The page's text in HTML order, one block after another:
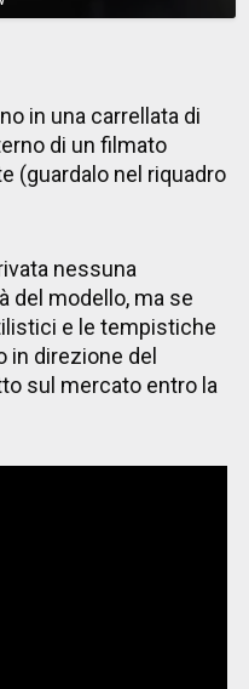
in una carrellata di
di un filmato
(guardalo nel riquadro
nessuna
del modello, ma se
e le tempistiche
in direzione del
sul mercato entro la